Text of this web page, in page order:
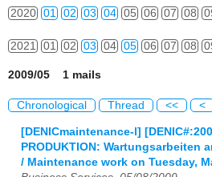
2020 01 02 03 04 05 06 07 08
2021 01 02 03 04 05 06 07 08
2009/05 1 mails
Chronological Thread << <
[DENICmaintenance-l]
PRODUKTION: Wartungsarbeiten
/ Maintenance work on Tuesday,